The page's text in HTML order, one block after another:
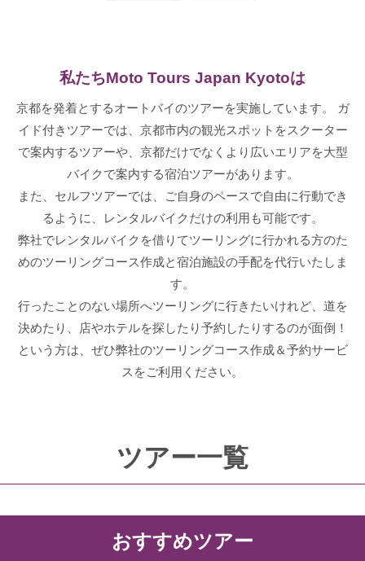
私たちMoto Tours Japan Kyotoは
京都を発着とするオートバイのツアーを実施しています。 ガ
イド付きツアーでは、京都市内の観光スポットをスクーター
で案内するツアーや、京都だけでなくより広いエリアを大型
バイクで案内する宿泊ツアーがあります。
また、セルフツアーでは、ご自身のペースで自由に行動でき
るように、レンタルバイクだけの利用も可能です。
弊社でレンタルバイクを借りてツーリングに行かれる方のた
めのツーリングコース作成と宿泊施設の手配を代行いたしま
す。
行ったことのない場所へツーリングに行きたいけれど、道を
決めたり、店やホテルを探したり予約したりするのが面倒！
という方は、ぜひ弊社のツーリングコース作成＆予約サービ
スをご利用ください。
ツアー一覧
おすすめツアー